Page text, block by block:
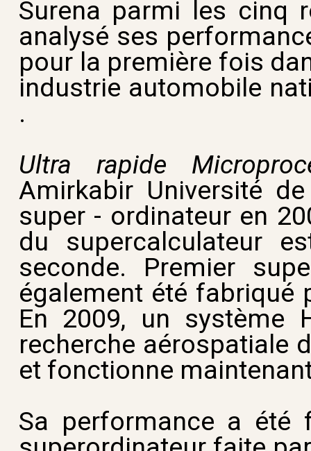
Surena parmi les cinq
analysé ses
pour la première fois
industrie automobile
.
Ultra rapide
Amirkabir Université
super - ordinateur en
du supercalculateur
seconde. Premier
également été fabriqué
En 2009, un système
recherche aérospatiale
et fonctionne
Sa performance a été